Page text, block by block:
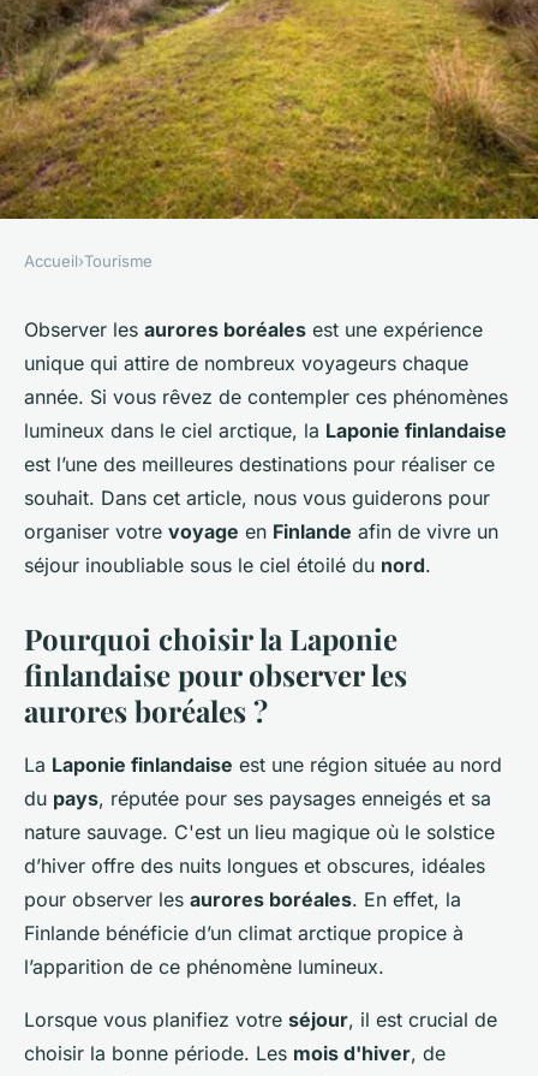
Comment organiser un voyage
pour observer les aurores
boréales en Finlande?
Rose•30 juin 2024•6 min de lecture
Accueil›Tourisme
Observer les aurores boréales est une expérience
unique qui attire de nombreux voyageurs chaque
année. Si vous rêvez de contempler ces phénomènes
lumineux dans le ciel arctique, la Laponie finlandaise
est l’une des meilleures destinations pour réaliser ce
souhait. Dans cet article, nous vous guiderons pour
organiser votre voyage en Finlande afin de vivre un
séjour inoubliable sous le ciel étoilé du nord.
Pourquoi choisir la Laponie
finlandaise pour observer les
aurores boréales ?
La Laponie finlandaise est une région située au nord
du pays, réputée pour ses paysages enneigés et sa
nature sauvage. C'est un lieu magique où le solstice
d’hiver offre des nuits longues et obscures, idéales
pour observer les aurores boréales. En effet, la
Finlande bénéficie d’un climat arctique propice à
l’apparition de ce phénomène lumineux.
Lorsque vous planifiez votre séjour, il est crucial de
choisir la bonne période. Les mois d'hiver, de